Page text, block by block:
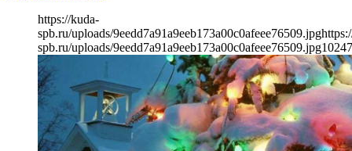
https://kuda-
spb.ru/uploads/9eedd7a91a9eeb173a00c0afeee76509.jpg
spb.ru/uploads/9eedd7a91a9eeb173a00c0afeee76509.jpg1024